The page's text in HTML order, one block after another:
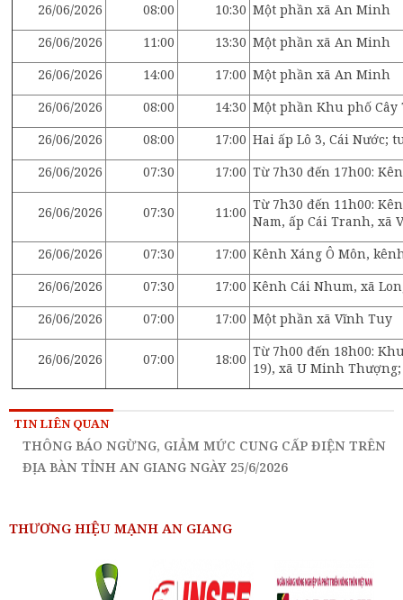
26/06/2026
08:00 10:30 Một phần xã An Minh
26/06/2026
11:00 13:30 Một phần xã An Minh
26/06/2026
14:00 17:00 Một phần xã An Minh
26/06/2026
08:00 14:30 Một phần Khu phố Cây
26/06/2026
08:00 17:00 Hai ấp Lô 3, Cái Nước;
26/06/2026
07:30 17:00 Từ 7h30 đến 17h00:
26/06/2026 07:30 11:00 Từ 7h30 đến 11h00:
Nam, ấp Cái Tranh, xã
26/06/2026
07:30 17:00 Kênh Xáng Ô Môn,
26/06/2026
07:30 17:00 Kênh Cái Nhum, xã
26/06/2026
07:00 17:00 Một phần xã Vĩnh Tuy
26/06/2026 07:00 18:00 Từ 7h00 đến 18h00:
19), xã U Minh
TIN LIÊN QUAN
THÔNG BÁO NGỪNG, GIẢM MỨC CUNG CẤP ĐIỆN TRÊN
ĐỊA BÀN TỈNH AN GIANG NGÀY 25/6/2026
THƯƠNG HIỆU MẠNH AN GIANG